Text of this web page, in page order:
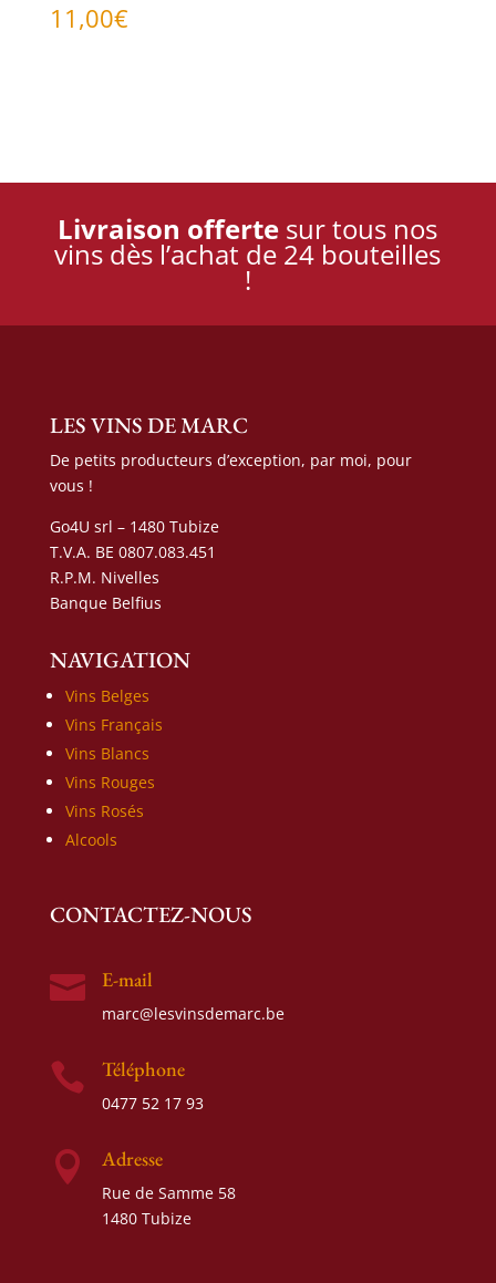
11,00€
Livraison offerte sur tous nos
vins dès l’achat de 24 bouteilles
!
LES VINS DE MARC
De petits producteurs d’exception, par moi, pour
vous !
Go4U srl – 1480 Tubize
T.V.A. BE 0807.083.451
R.P.M. Nivelles
Banque Belfius
NAVIGATION
Vins Belges
Vins Français
Vins Blancs
Vins Rouges
Vins Rosés
Alcools
CONTACTEZ-NOUS
 E-mail
marc@lesvinsdemarc.be
 Téléphone
0477 52 17 93
 Adresse
Rue de Samme 58
1480 Tubize